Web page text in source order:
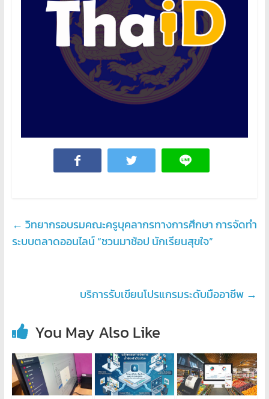
← วิทยากรอบรมคณะครูบุคลากรทางการศึกษา การจัดทำ
ระบบตลาดออนไลน์ “ชวนมาช้อป นักเรียนสุขใจ”
บริการรับเขียนโปรแกรมระดับมืออาชีพ →
You May Also Like